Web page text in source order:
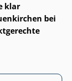
klar
bei